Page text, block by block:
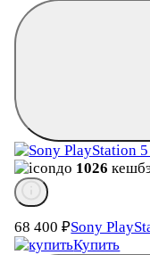
до 1026
68 400₽Sony
Купить